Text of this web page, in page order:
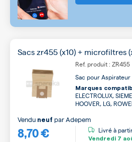
Sacs zr455 (x10) + microfiltres
Ref. produit : ZR455
Sac pour Aspirateur
Marques
ELECTROLUX,
HOOVER, LG,
8,70 €
Vendu neuf parAdepem
Livré à
Vendredi 7